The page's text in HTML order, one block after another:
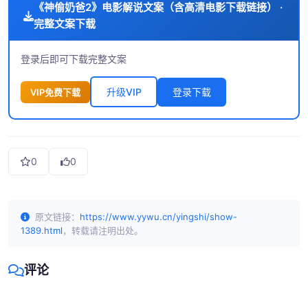
《神偷奶爸2》电影解说文案（含高清电影下载链接） ·
完整文案下载
登录后即可下载完整文案
VIP免费下载 升级VIP 登录下载
0 0
原文链接： https://www.yywu.cn/yingshi/show-
1389.html，转载请注明出处。
评论